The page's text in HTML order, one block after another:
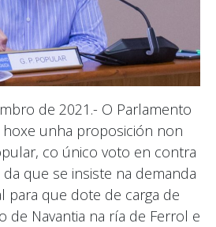
de 2021.- O Parlamento
hoxe unha proposición non
co único voto en contra
da que se insiste na demanda
para que dote de carga de
de Navantia na ría de Ferrol e